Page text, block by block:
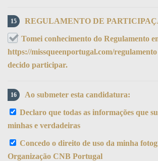
15 REGULAMENTO DE
Tomei conhecimento do Regulamento
https://missqueenportugal.com/
decido participar.
16 Ao submeter esta candidatura:
Declaro que todas as informações que
minhas e verdadeiras
Concedo o direito de uso da minha
Organização CNB Portugal